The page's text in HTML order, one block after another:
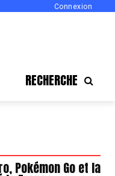
Connexion
RECHERCHE
Pokémon Go et la